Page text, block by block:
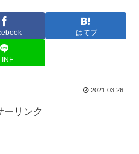
はてブ
2021.03.26
ーリンク